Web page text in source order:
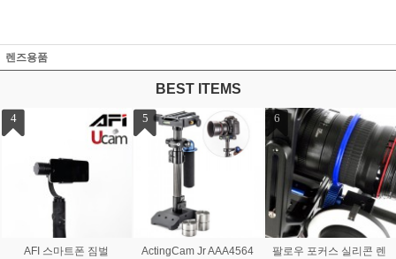
렌즈용품
BEST ITEMS
7
usb 컨트롤러 2D Follow f
8
Master Kit